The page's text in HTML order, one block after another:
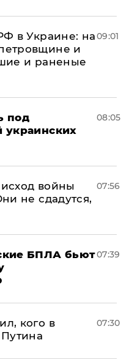
в Украине: на
и
и раненые
09:01
под
украинских
08:05
войны
не сдадутся,
07:56
БПЛА бьют07:39
кого в
07:30